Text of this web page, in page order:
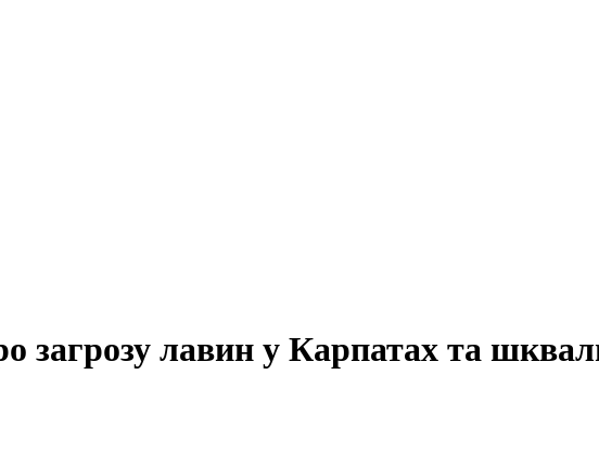
загрозу лавин у Карпатах та